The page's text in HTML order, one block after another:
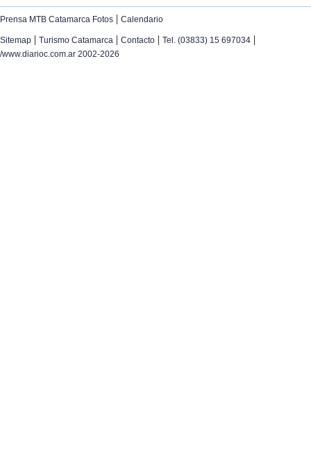
Prensa MTB Catamarca Fotos | Calendario
Sitemap | Turismo Catamarca | Contacto | Tel. (03833) 15 697034 |
/www.diarioc.com.ar 2002-2026